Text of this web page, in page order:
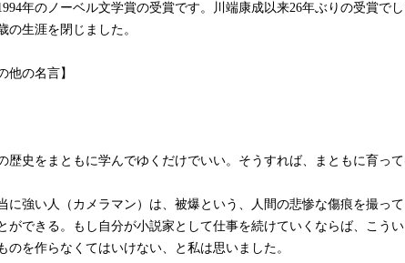
年のノーベル文学賞の受賞です。川端康成以来26年ぶりの受賞で
の生涯を閉じました。
他の名言】
歴史をまともに学んでゆくだけでいい。そうすれば、まともに育って
に強い人（カメラマン）は、被爆という、人間の悲惨な傷痕を撮っ
ができる。もし自分が小説家として仕事を続けていくならば、こう
のを作らなくてはいけない、と私は思いました。